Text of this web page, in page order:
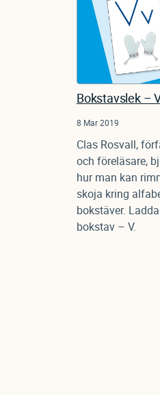
Bokstavslek –
8 Mar 2019
Clas Rosvall,
och föreläsare,
hur man kan
skoja kring
bokstäver.
bokstav – V.